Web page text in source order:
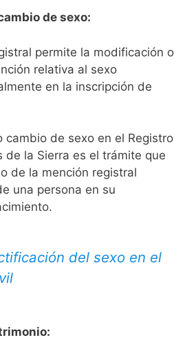
de sexo:
permite la modificación o
relativa al sexo
en la inscripción de
cambio de sexo en el Registro
de la Sierra es el trámite que
de la mención registral
una persona en su
del sexo en el